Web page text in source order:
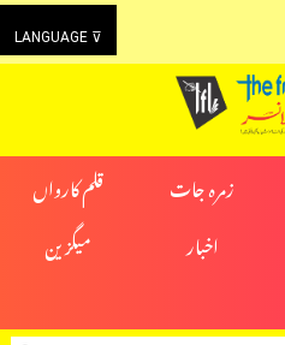
LANGUAGE ⊽
زمرہ جات
قلم کارواں
اخبار
میگزین